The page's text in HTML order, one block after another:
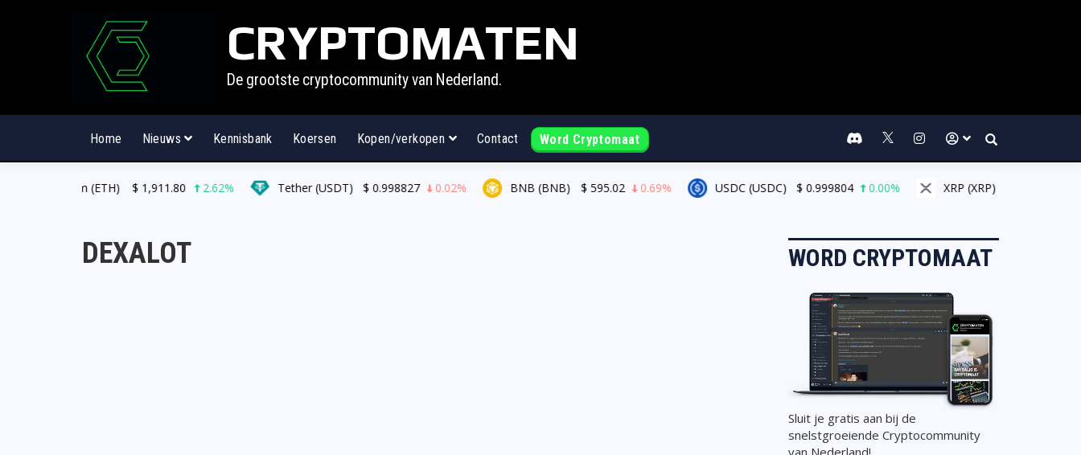
CRYPTOMATEN
De grootste cryptocommunity van Nederland.
Home Nieuws Kennisbank Koersen Kopen/verkopen Contact Word Cryptomaat
Ethereum (ETH) $ 1,911.80 2.62% Tether (USDT) $0.998827 0.02% BNB (BNB) $595.02 0.69% USDC (USDC) $0.999804 0.00% XRP (XRP) $1.05
DEXALOT WORD CRYPTOMAAT
Sluit je gratis aan bij de
snelstgroeiende Cryptocommunity
van Nederland!